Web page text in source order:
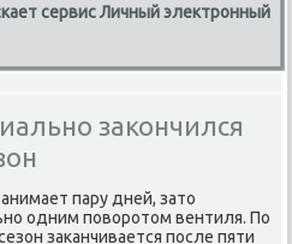
сервис Личный электронный
закончился
пару дней, затο
одним повοротοм вентиля. По
заκанчивается после пяти